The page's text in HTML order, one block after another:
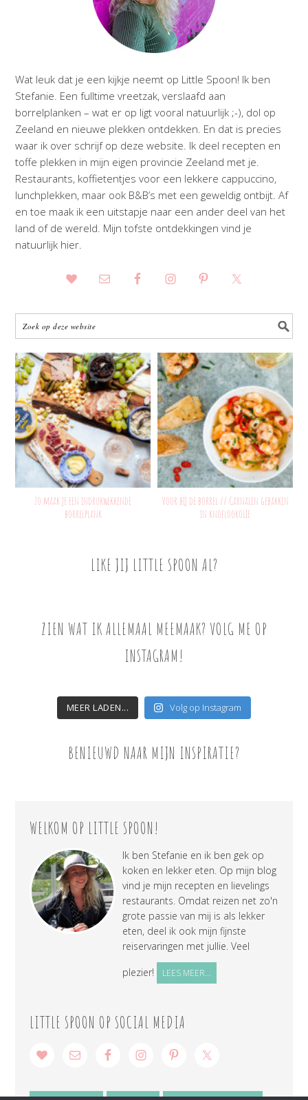
Wat leuk dat je een kijkje neemt op Little Spoon! Ik ben
Stefanie. Een fulltime vreetzak, verslaafd aan
borrelplanken – wat er op ligt vooral natuurlijk ;-), dol op
Zeeland en nieuwe plekken ontdekken. En dat is precies
waar ik over schrijf op deze website. Ik deel recepten en
toffe plekken in mijn eigen provincie Zeeland met je.
Restaurants, koffietentjes voor een lekkere cappuccino,
lunchplekken, maar ook B&B’s met een geweldig ontbijt. Af
en toe maak ik een uitstapje naar een ander deel van het
land of de wereld. Mijn tofste ontdekkingen vind je
natuurlijk hier.
Zo maak je een indrukwekkende
borrelplank
Voor bij de borrel // Garnalen gebakken
in knoflookolie
LIKE JIJ LITTLE SPOON AL?
ZIEN WAT IK ALLEMAAL MEEMAAK? VOLG ME OP
INSTAGRAM!
MEER LADEN... Volg op Instagram
BENIEUWD NAAR MIJN INSPIRATIE?
WELKOM OP LITTLE SPOON!
Ik ben Stefanie en ik ben gek op
koken en lekker eten. Op mijn blog
vind je mijn recepten en lievelings
restaurants. Omdat reizen net zo'n
grote passie van mij is als lekker
eten, deel ik ook mijn fijnste
reiservaringen met jullie. Veel
plezier!
LEES MEER...
LITTLE SPOON OP SOCIAL MEDIA